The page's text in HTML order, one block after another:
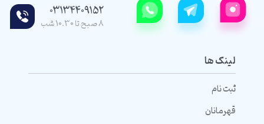
03134409152
8 صبح تا 10.30 شب
لینک ها
ثبت نام
قهرمانان